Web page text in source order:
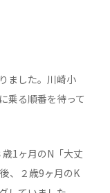
ました。川崎小
乗る順番を待って
歳1ヶ月のN「大丈
、２歳9ヶ月のK